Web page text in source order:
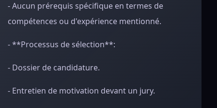
- Aucun prérequis spécifique en termes de
compétences ou d'expérience mentionné.
- **Processus de sélection**:
- Dossier de candidature.
- Entretien de motivation devant un jury.